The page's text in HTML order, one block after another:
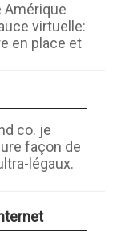
Amérique
virtuelle:
en place et
co. je
façon de
légaux.